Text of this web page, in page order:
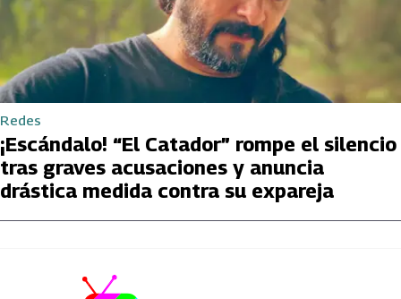
Redes
¡Escándalo! “El Catador” rompe el silencio
tras graves acusaciones y anuncia
drástica medida contra su expareja